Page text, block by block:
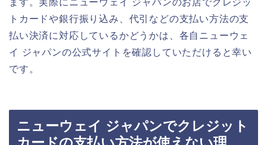
トカードや銀行振り込み、代引などの支払い方法の支
払い決済に対応しているかどうかは、各自ニューウェ
イ ジャパンの公式サイトを確認していただけると幸い
です。
ニューウェイ ジャパンでクレジット